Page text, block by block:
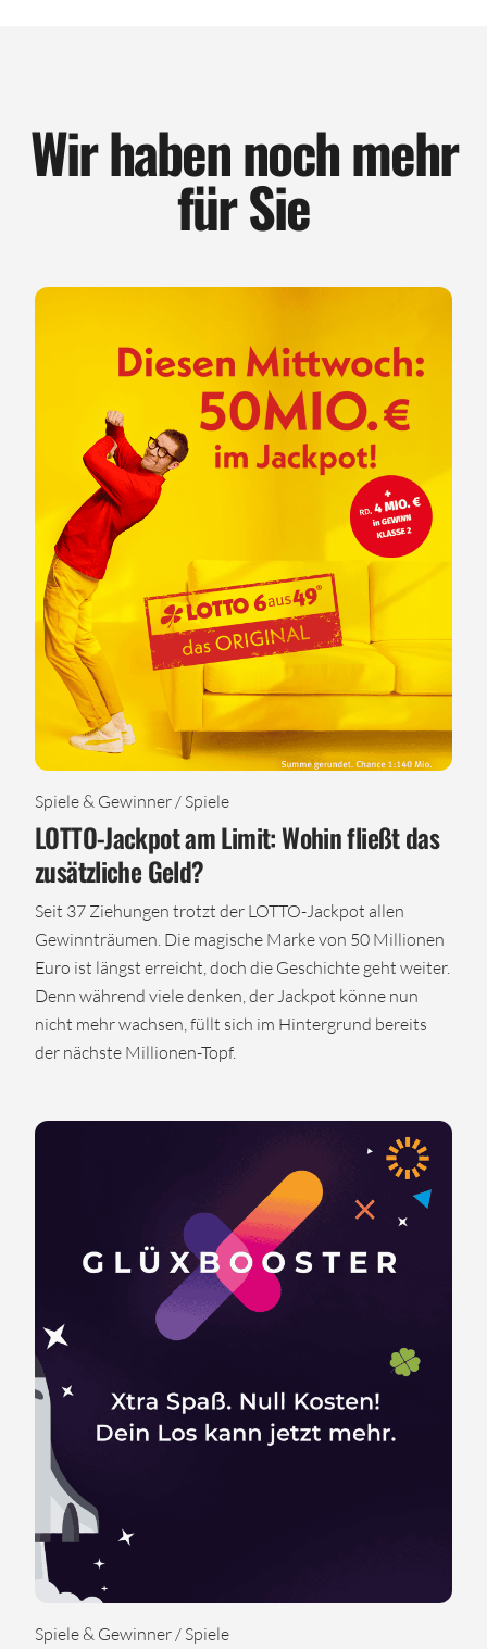
Wir haben noch mehr
für Sie
Spiele & Gewinner / Spiele
LOTTO-Jackpot am Limit: Wohin fließt das
zusätzliche Geld?
Seit 37 Ziehungen trotzt der LOTTO-Jackpot allen
Gewinnträumen. Die magische Marke von 50 Millionen
Euro ist längst erreicht, doch die Geschichte geht weiter.
Denn während viele denken, der Jackpot könne nun
nicht mehr wachsen, füllt sich im Hintergrund bereits
der nächste Millionen-Topf.
Spiele & Gewinner / Spiele